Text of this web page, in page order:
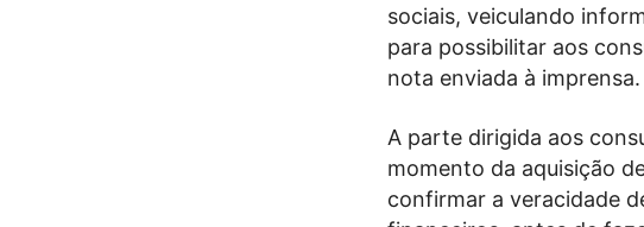
sociais, veiculando
para possibilitar aos
nota enviada à imprensa.
A parte dirigida aos
momento da aquisição
confirmar a veracidade